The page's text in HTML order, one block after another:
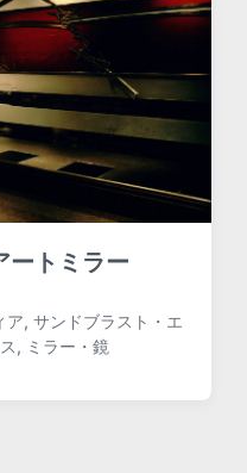
ートミラー
ア, サンドブラスト・エ
, ミラー・鏡